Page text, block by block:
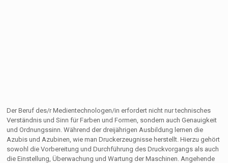
Der Beruf des/r Medientechnologen/in erfordert nicht nur technisches
Verständnis und Sinn für Farben und Formen, sondern auch Genauigkeit
und Ordnungssinn. Während der dreijährigen Ausbildung lernen die
Azubis und Azubinen, wie man Druckerzeugnisse herstellt. Hierzu gehört
sowohl die Vorbereitung und Durchführung des Druckvorgangs als auch
die Einstellung, Überwachung und Wartung der Maschinen. Angehende